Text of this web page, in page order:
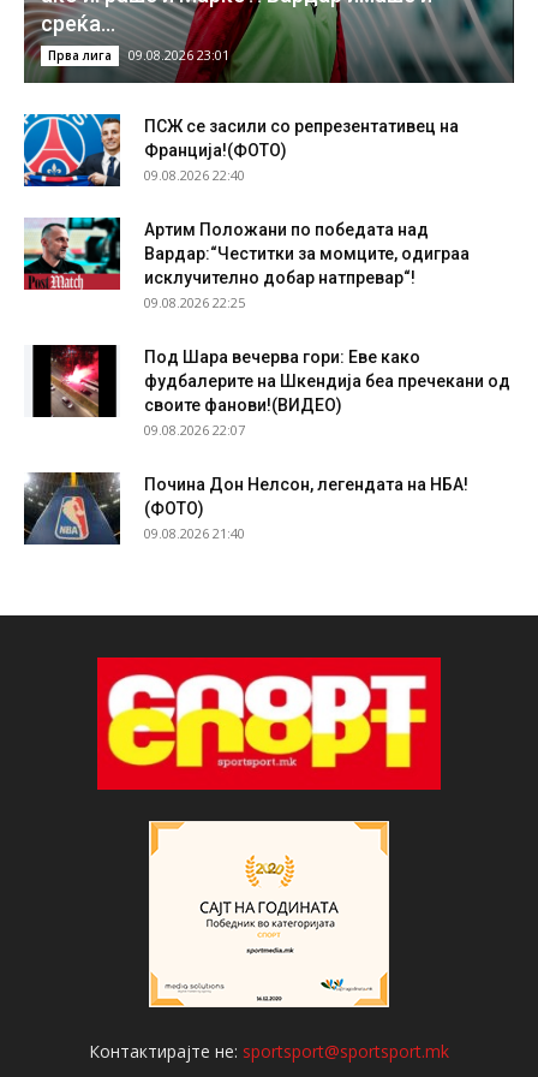
среќа…
Прва лига 09.08.2026 23:01
ПСЖ се засили со репрезентативец на
Франција!(ФОТО)
09.08.2026 22:40
Артим Положани по победата над
Вардар:“Честитки за момците, одиграа
исклучително добар натпревар“!
09.08.2026 22:25
Под Шара вечерва гори: Еве како
фудбалерите на Шкендија беа пречекани од
своите фанови!(ВИДЕО)
09.08.2026 22:07
Почина Дон Нелсон, легендата на НБА!
(ФОТО)
09.08.2026 21:40
Контактирајте не: sportsport@sportsport.mk